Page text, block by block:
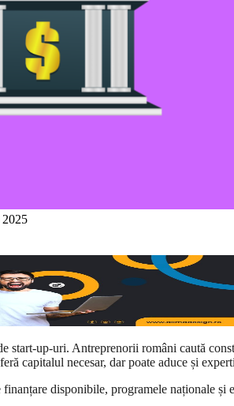
start-up-uri. Antreprenorii români caută
capitalul necesar, dar poate aduce și
disponibile, programele naționale